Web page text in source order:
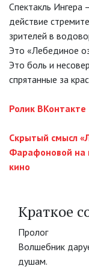
Спектакль Ингера
действие
зрителей в
Это «Лебединое
Это боль и
спрятанные за
Ролик ВКонтакте
Скрытый смысл
Фарафоновой на
кино
Краткое
Пролог
Волшебник
душам.